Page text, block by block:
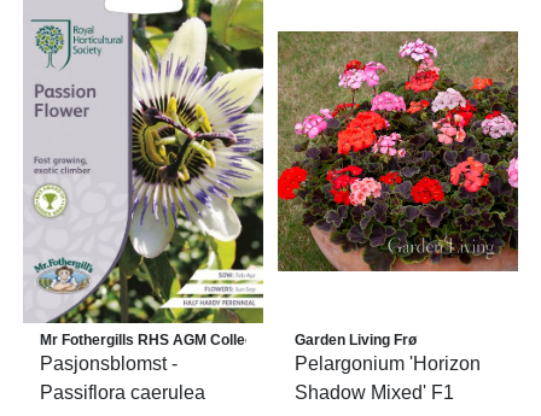
Mr Fothergills RHS AGM Collectio
Pasjonsblomst -
Passiflora caerulea
Garden Living Frø
Pelargonium 'Horizon
Shadow Mixed' F1